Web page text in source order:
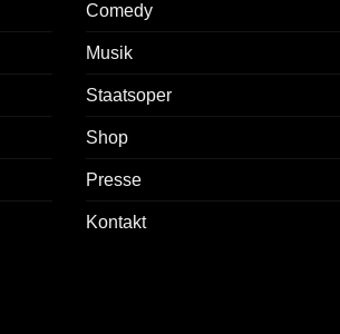
Comedy
Musik
Staatsoper
Shop
Presse
Kontakt